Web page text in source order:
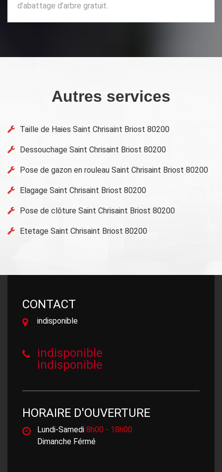
d’abattage d’arbre gratuit.
Autres services
Taille de Haies Saint Chrisaint Briost 80200
Dessouchage Saint Chrisaint Briost 80200
Pose de gazon en rouleau Saint Chrisaint Briost 80200
Elagage Saint Chrisaint Briost 80200
Pose de clôture Saint Chrisaint Briost 80200
Etetage Saint Chrisaint Briost 80200
CONTACT
indisponible
indisponible
indisponible
HORAIRE D'OUVERTURE
Lundi-Samedi 8h00 - 18h00
Dimanche Férmé